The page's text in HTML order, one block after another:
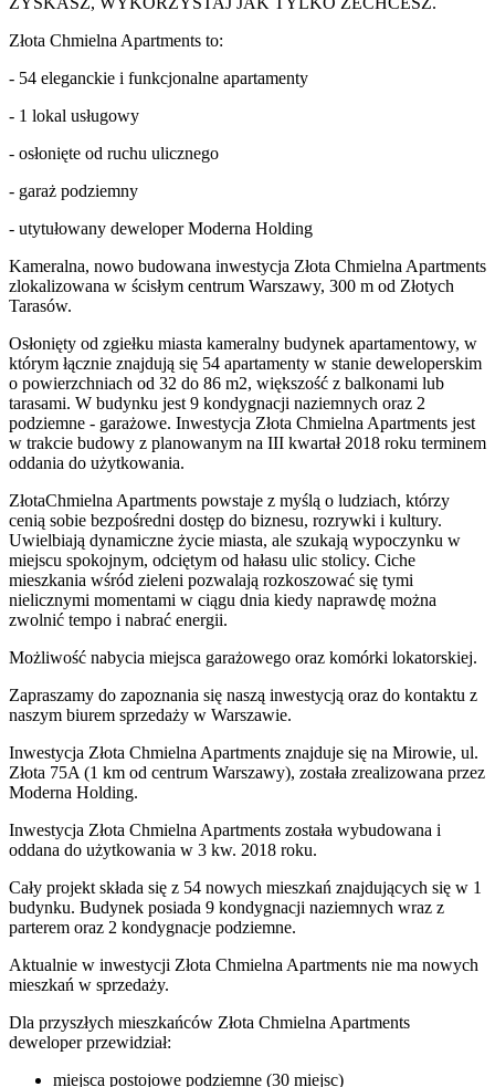
Złota Chmielna Apartments to:
- 54 eleganckie i funkcjonalne apartamenty
- 1 lokal usługowy
- osłonięte od ruchu ulicznego
- garaż podziemny
- utytułowany deweloper Moderna Holding
Kameralna, nowo budowana inwestycja Złota Chmielna Apartments
zlokalizowana w ścisłym centrum Warszawy, 300 m od Złotych
Tarasów.
Osłonięty od zgiełku miasta kameralny budynek apartamentowy, w
którym łącznie znajdują się 54 apartamenty w stanie deweloperskim
o powierzchniach od 32 do 86 m2, większość z balkonami lub
tarasami. W budynku jest 9 kondygnacji naziemnych oraz 2
podziemne - garażowe. Inwestycja Złota Chmielna Apartments jest
w trakcie budowy z planowanym na III kwartał 2018 roku terminem
oddania do użytkowania.
ZłotaChmielna Apartments powstaje z myślą o ludziach, którzy
cenią sobie bezpośredni dostęp do biznesu, rozrywki i kultury.
Uwielbiają dynamiczne życie miasta, ale szukają wypoczynku w
miejscu spokojnym, odciętym od hałasu ulic stolicy. Ciche
mieszkania wśród zieleni pozwalają rozkoszować się tymi
nielicznymi momentami w ciągu dnia kiedy naprawdę można
zwolnić tempo i nabrać energii.
Możliwość nabycia miejsca garażowego oraz komórki lokatorskiej.
Zapraszamy do zapoznania się naszą inwestycją oraz do kontaktu z
naszym biurem sprzedaży w Warszawie.
Inwestycja Złota Chmielna Apartments znajduje się na Mirowie, ul.
Złota 75A (1 km od centrum Warszawy), została zrealizowana przez
Moderna Holding.
Inwestycja Złota Chmielna Apartments została wybudowana i
oddana do użytkowania w 3 kw. 2018 roku.
Cały projekt składa się z 54 nowych mieszkań znajdujących się w 1
budynku. Budynek posiada 9 kondygnacji naziemnych wraz z
parterem oraz 2 kondygnacje podziemne.
Aktualnie w inwestycji Złota Chmielna Apartments nie ma nowych
mieszkań w sprzedaży.
Dla przyszłych mieszkańców Złota Chmielna Apartments
deweloper przewidział:
miejsca postojowe podziemne (30 miejsc)